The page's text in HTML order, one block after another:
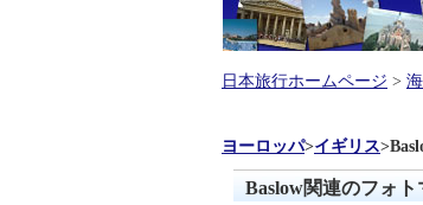
日本旅行ホームページ >
ヨーロッパ>イギリス>
Baslow関連のフォト